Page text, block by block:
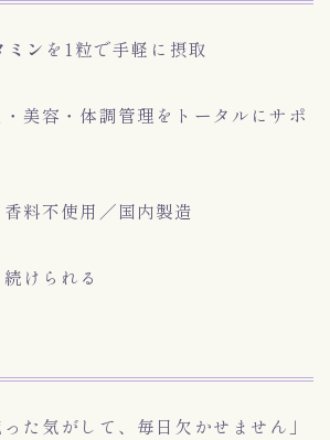
ン を1粒で手軽に摂取
美容・体調管理をトータルにサポ
料不使用／国内製造
けられる
た気がして、毎日欠かせません」